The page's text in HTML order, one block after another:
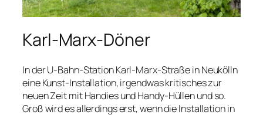
Karl-Marx-Döner
In der U-Bahn-Station Karl-Marx-Straße in Neukölln
eine Kunst-Installation, irgendwas kritisches zur
neuen Zeit mit Handies und Handy-Hüllen und so.
Groß wird es allerdings erst, wenn die Installation in